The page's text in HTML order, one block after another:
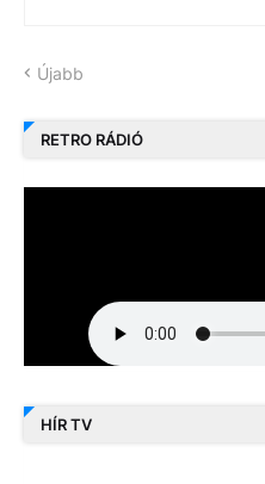
Újabb
RETRO RÁDIÓ
HÍR TV